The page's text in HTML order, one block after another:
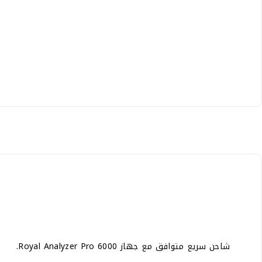
شاحن سريع متوافق مع جهاز Royal Analyzer Pro 6000.